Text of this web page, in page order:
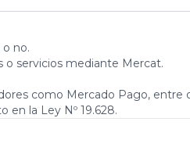
no.
servicios mediante Mercat.
como Mercado Pago, entre
en la Ley Nº 19.628.